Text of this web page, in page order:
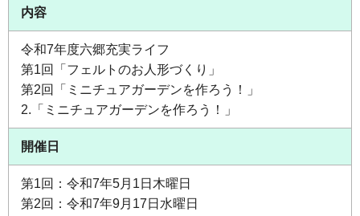
内容
令和7年度六郷充実ライフ
第1回「フェルトのお人形づくり」
第2回「ミニチュアガーデンを作ろう！」
2.「ミニチュアガーデンを作ろう！」
開催日
第1回：令和7年5月1日木曜日
第2回：令和7年9月17日水曜日